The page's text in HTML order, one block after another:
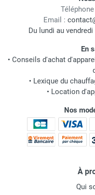
Téléphone
Email :
Du lundi au
En
• Conseils d'achat
• Lexique du
• Location
Nos
À
Qui